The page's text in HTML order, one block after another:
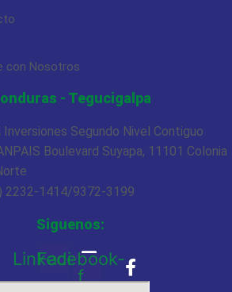
con Nosotros
- Tegucigalpa
Inversiones Segundo Nivel Contiguo
Boulevard Suyapa, 11101 Colonia
2232-1414/9372-3199
Siguenos:
Linkedin
Facebook-
f